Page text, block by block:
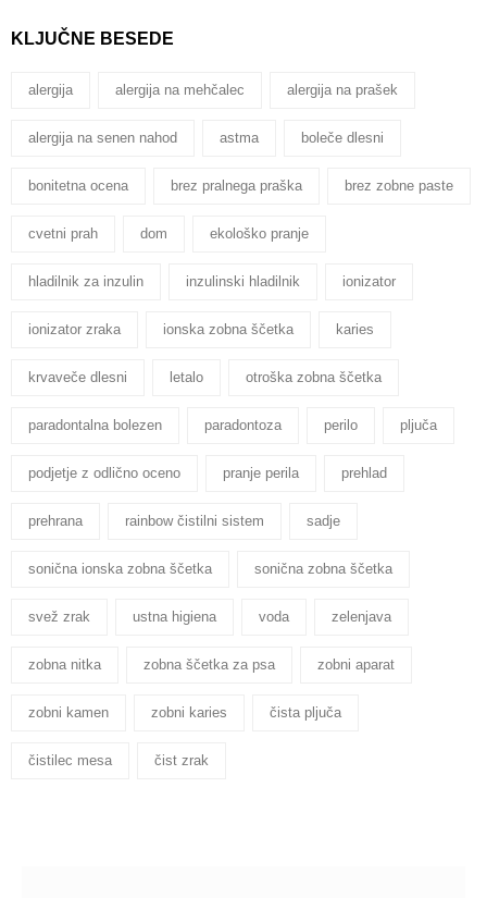
KLJUČNE BESEDE
alergija alergija na mehčalec alergija na prašek
alergija na senen nahod astma boleče dlesni
bonitetna ocena brez pralnega praška brez zobne paste
cvetni prah dom ekološko pranje
hladilnik za inzulin inzulinski hladilnik ionizator
ionizator zraka ionska zobna ščetka karies
krvaveče dlesni letalo otroška zobna ščetka
paradontalna bolezen paradontoza perilo pljuča
podjetje z odlično oceno pranje perila prehlad
prehrana rainbow čistilni sistem sadje
sonična ionska zobna ščetka sonična zobna ščetka
svež zrak ustna higiena voda zelenjava
zobna nitka zobna ščetka za psa zobni aparat
zobni kamen zobni karies čista pljuča
čistilec mesa čist zrak